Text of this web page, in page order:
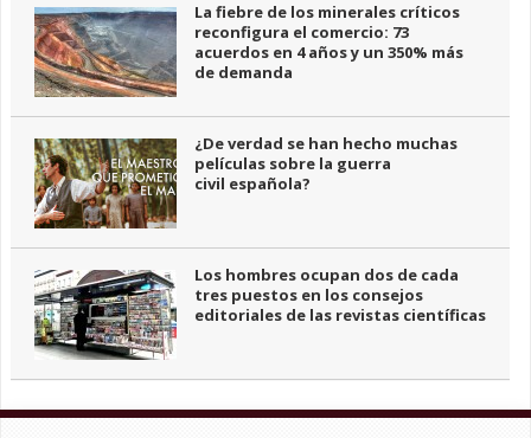
La fiebre de los minerales críticos
reconfigura el comercio: 73
acuerdos en 4 años y un 350% más
de demanda
¿De verdad se han hecho muchas
películas sobre la guerra
civil española?
Los hombres ocupan dos de cada
tres puestos en los consejos
editoriales de las revistas científicas